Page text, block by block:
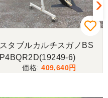
スタブルカルチスガノBS
P4BQR2D(19249-6)
409,640